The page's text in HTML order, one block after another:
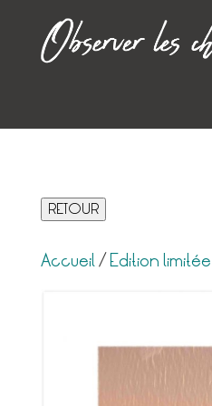
RETOUR
Accueil/Edition limitée